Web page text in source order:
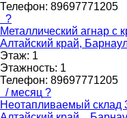
Телефон: 89697771205
?
Металлический агнар с
Алтайский край,
Этаж: 1
Этажность: 1
Телефон: 89697771205
/ месяц ?
Неотапливаемый склад